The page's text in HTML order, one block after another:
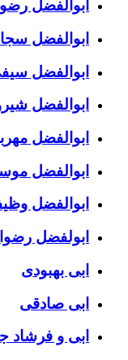
ابوالفضل رضوانی
ابوالفضل
ابوالفضل سیفی
ابوالفضل
ابوالفضل مهربان
ابوالفضل موسوی
ابوالفضل وظیفه
ابولفضل رضوانی
ابی بهبودی
ابی صادقی
ابی و فرشاد